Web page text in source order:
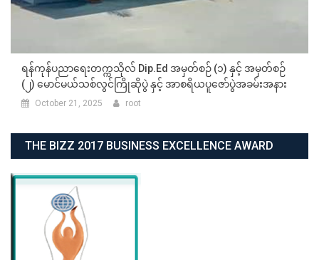
ရန်ကုန်ပညာရေးတက္ကသိုလ် Dip.Ed အမှတ်စဉ် (၁) နှင့် အမှတ်စဉ်
(၂) မောင်မယ်သစ်လွင်ကြိုဆိုပွဲ နှင့် အာစရိယပူဇော်ပွဲအခမ်းအနား
October 21, 2025 root
THE BIZZ 2017 BUSINESS EXCELLENCE AWARD